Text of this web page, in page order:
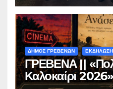
ΔΗΜΟΣ ΓΡΕΒΕΝΩΝ ΕΚΔΗΛΩΣΗ
ΓΡΕΒΕΝΑ ||
Καλοκαίρι